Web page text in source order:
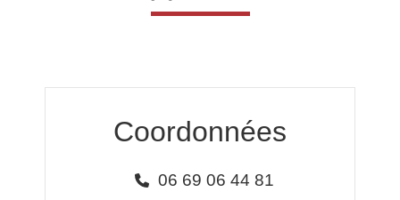
Coordonnées
06 69 06 44 81